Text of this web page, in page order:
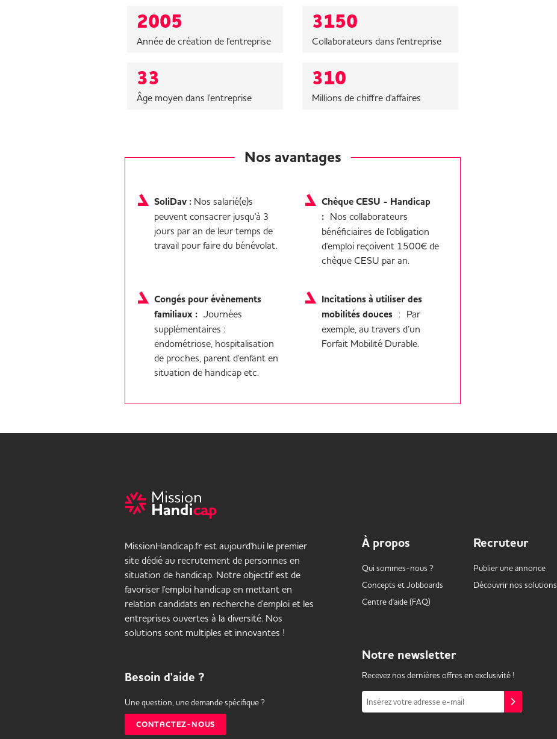
2005
Année de création de l'entreprise
3150
Collaborateurs dans l'entreprise
33
Âge moyen dans l'entreprise
310
Millions de chiffre d'affaires
Nos avantages
SoliDav : Nos salarié(e)s
peuvent consacrer jusqu'à 3
jours par an de leur temps de
travail pour faire du bénévolat.
Chèque CESU - Handicap
: Nos collaborateurs
bénéficiaires de l'obligation
d'emploi reçoivent 1500€ de
chèque CESU par an.
Congés pour évènements
familiaux : Journées
supplémentaires :
endométriose, hospitalisation
de proches, parent d'enfant en
situation de handicap etc.
Incitations à utiliser des
mobilités douces : Par
exemple, au travers d’un
Forfait Mobilité Durable.
MissionHandicap.fr est aujourd'hui le premier
site dédié au recrutement de personnes en
situation de handicap. Notre objectif est de
favoriser l'emploi handicap en mettant en
relation candidats en recherche d'emploi et les
entreprises ouvertes à la diversité. Nos
solutions sont multiples et innovantes !
Besoin d'aide ?
Une question, une demande spécifique ?
CONTACTEZ-NOUS
À propos
Qui sommes-nous ?
Concepts etJobboards
Centre d'aide (FAQ)
Recruteur
Publier une annonce
Découvrir nos solutions
Notre newsletter
Recevez nos dernières offres en exclusivité !
Insérez votre adresse e-mail